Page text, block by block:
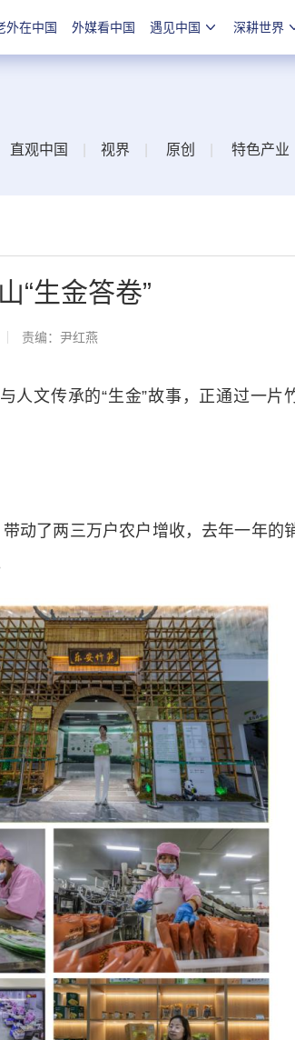
外在中国 外媒看中国 遇见中国 深耕世界
直观中国 视界 原创 特色产业
“生金答卷”
责编：尹红燕
文传承的“生金”故事，正通过一片
动了两三万户农户增收，去年一年的